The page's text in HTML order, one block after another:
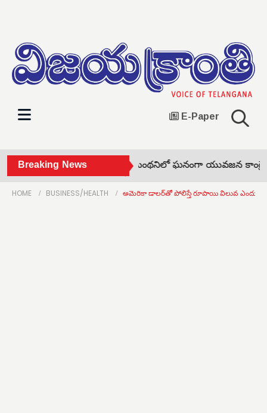
E-Paper
Breaking News
చలో జిల్లా కలెక్టర్ • మంథనిలో ఘనంగా యువజన కాంగ్రెస్
HOME BUSINESS/HEALTH అమెరికా డాలర్‌తో పోలిస్తే రూపాయి విలువ